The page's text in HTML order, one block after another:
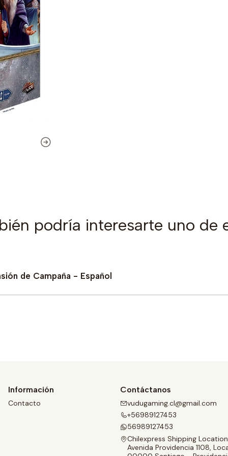
podría interesarte uno de
de Campaña - Español
Información
Contacto
Contáctanos
vudugaming.cl@gmail.com
+56989127453
56989127453
Chilexpress Shipping Location
Avenida Providencia 1108,